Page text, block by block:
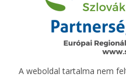
A weboldal tartalma nem